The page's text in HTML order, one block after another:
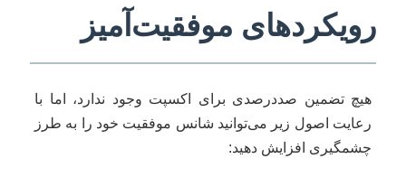
رویکردهای موفقیت‌آمیز
هیچ تضمین صددرصدی برای اکسپت وجود ندارد، اما با
رعایت اصول زیر می‌توانید شانس موفقیت خود را به طرز
چشمگیری افزایش دهید: